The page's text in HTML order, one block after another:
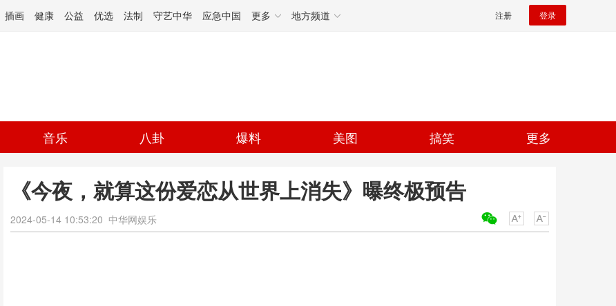
插画 健康 公益 优选 法制 守艺中华 应急中国 更多 地方频道 注册 登录
音乐 八卦 爆料 美图 搞笑 更多
《今夜，就算这份爱恋从世界上消失》曝终极预告
2024-05-14 10:53:20 中华网娱乐